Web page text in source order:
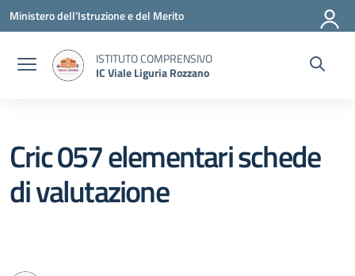
Vai ai contenuti
Vai al menu di navigazione
Vai al footer
Ministero dell'Istruzione e del Merito
ISTITUTO COMPRENSIVO
IC Viale Liguria Rozzano
Cric 057 elementari schede
di valutazione